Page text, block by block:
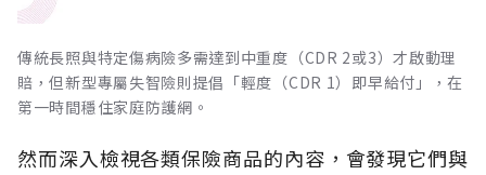
傳統長照與特定傷病險多需達到中重度（CDR 2或3）才啟動理
賠，但新型專屬失智險則提倡「輕度（CDR 1）即早給付」，在
第一時間穩住家庭防護網。
然而深入檢視各類保險商品的內容，會發現它們與